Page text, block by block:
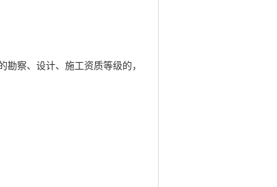
察、设计、施工资质等级的，